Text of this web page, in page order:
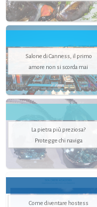
Salone di Canness, il primo
amore non si scorda mai
La pietra più preziosa?
Protegge chi naviga
Come diventare hostess